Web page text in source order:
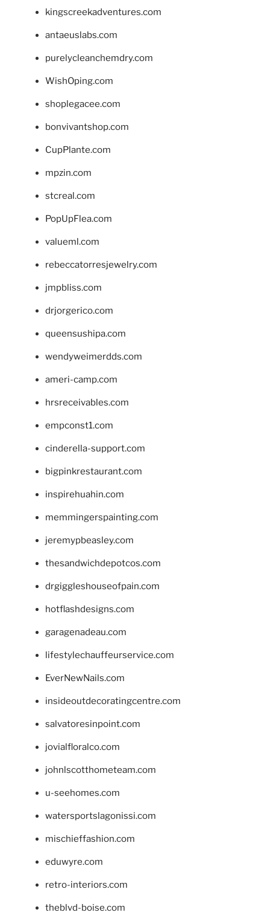
kingscreekadventures.com
antaeuslabs.com
purelycleanchemdry.com
WishOping.com
shoplegacee.com
bonvivantshop.com
CupPlante.com
mpzin.com
stcreal.com
PopUpFlea.com
valueml.com
rebeccatorresjewelry.com
jmpbliss.com
drjorgerico.com
queensushipa.com
wendyweimerdds.com
ameri-camp.com
hrsreceivables.com
empconst1.com
cinderella-support.com
bigpinkrestaurant.com
inspirehuahin.com
memmingerspainting.com
jeremypbeasley.com
thesandwichdepotcos.com
drgiggleshouseofpain.com
hotflashdesigns.com
garagenadeau.com
lifestylechauffeurservice.com
EverNewNails.com
insideoutdecoratingcentre.com
salvatoresinpoint.com
jovialfloralco.com
johnlscotthometeam.com
u-seehomes.com
watersportslagonissi.com
mischieffashion.com
eduwyre.com
retro-interiors.com
theblvd-boise.com